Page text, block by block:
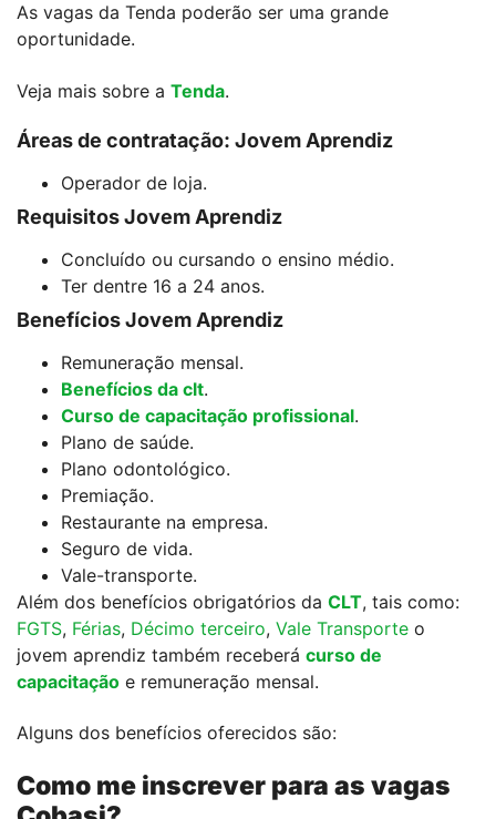
As vagas da Tenda poderão ser uma grande
oportunidade.
Veja mais sobre a Tenda.
Áreas de contratação: Jovem Aprendiz
Operador de loja.
Requisitos Jovem Aprendiz
Concluído ou cursando o ensino médio.
Ter dentre 16 a 24 anos.
Benefícios Jovem Aprendiz
Remuneração mensal.
Benefícios da clt.
Curso de capacitação profissional.
Plano de saúde.
Plano odontológico.
Premiação.
Restaurante na empresa.
Seguro de vida.
Vale-transporte.
Além dos benefícios obrigatórios da CLT, tais como:
FGTS, Férias, Décimo terceiro, Vale Transporte o
jovem aprendiz também receberá curso de
capacitação e remuneração mensal.
Alguns dos benefícios oferecidos são:
Como me inscrever para as vagas